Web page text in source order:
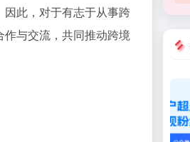
此，对于有志于从事跨
与交流，共同推动跨境